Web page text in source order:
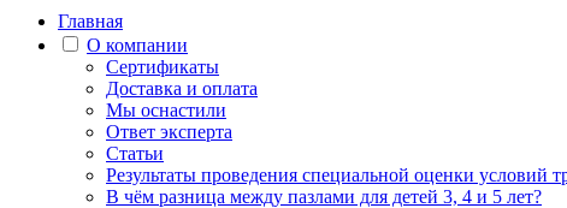
Главная
О компании
Сертификаты
Доставка и оплата
Мы оснастили
Ответ эксперта
Статьи
Результаты проведения специальной оценки условий
В чём разница между пазлами для детей 3, 4 и 5 лет?